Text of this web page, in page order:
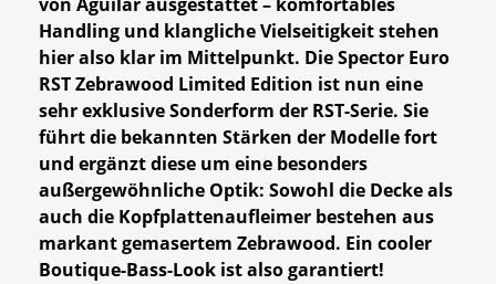
Handling und klangliche Vielseitigkeit stehen
hier also klar im Mittelpunkt. Die Spector Euro
RST Zebrawood Limited Edition ist nun eine
sehr exklusive Sonderform der RST-Serie. Sie
führt die bekannten Stärken der Modelle fort
und ergänzt diese um eine besonders
außergewöhnliche Optik: Sowohl die Decke als
auch die Kopfplattenaufleimer bestehen aus
markant gemasertem Zebrawood. Ein cooler
Boutique-Bass-Look ist also garantiert!